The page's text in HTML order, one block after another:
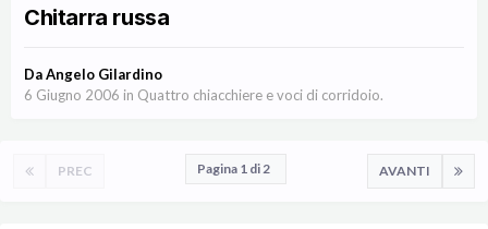
Chitarra russa
DaAngelo Gilardino
6 Giugno 2006 in Quattro chiacchiere e voci di corridoio.
PREC AVANTI
Pagina 1 di 2